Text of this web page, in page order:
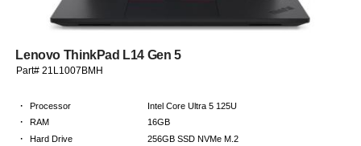
Lenovo ThinkPad L14 Gen 5
Part# 21L1007BMH
· Processor Intel Core Ultra 5 125U
· RAM 16GB
· Hard Drive 256GB SSD NVMe M.2